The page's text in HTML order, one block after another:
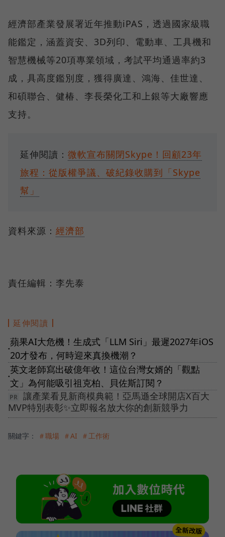
經濟部產業發展署近年推動iPAS，透過國家級職
能鑑定，涵蓋資安、3D列印、電動車、工具機和
智慧機械等20項專業領域，考試平均通過率約3
成，具高度鑑別度，獲得廣達、鴻海、佳世達、
和碩聯合、健椿、李長榮化工和上銀等大廠響應
支持。
延伸閱讀： 微軟宣布關閉Skype！回顧23年
旅程：從版權爭議、破紀錄收購到「Skype
幫」
資料來源： 經濟部
責任編輯：李先泰
延伸閱讀
●
蘋果AI大危機！生成式「LLM Siri」最遲2027年iOS
20才發布，何時迎來真換機潮？
●
英文老師寫出破億年收！這位台灣女婿的「觀點
文」為何能吸引祖克柏、貝佐斯訂閱？
讓產業看見新商模典範！亞馬遜全球開店X百大
MVP特別表彰✨立即報名放大你的創新競爭力
關鍵字： ＃職場 ＃AI ＃工作術